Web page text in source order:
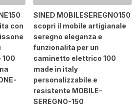
con
100
SINED MOBILESEREGNO150
scopri il mobile artigianale
seregno eleganza e
funzionalita per un
caminetto elettrico 100
made in italy
personalizzabile e
resistente MOBILE-
SEREGNO-150